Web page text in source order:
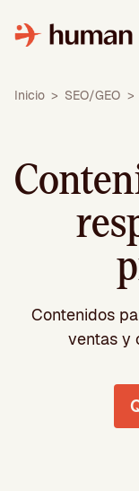
contenido
Inicio > SEO/GEO >
Contenidos
ventas y